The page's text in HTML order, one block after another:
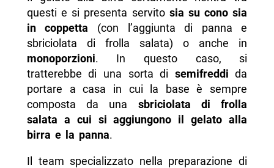
questi e si presenta servito sia su cono sia
in coppetta (con l’aggiunta di panna e
sbriciolata di frolla salata) o anche in
monoporzioni. In questo caso, si
tratterebbe di una sorta di semifreddi da
portare a casa in cui la base è sempre
composta da una sbriciolata di frolla
salata a cui si aggiungono il gelato alla
birra e la panna.
Il team specializzato nella preparazione di